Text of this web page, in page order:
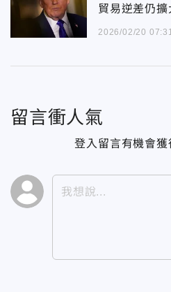
貿易逆差仍擴
2026/02/20 07:31
留言衝人氣
登入留言有機會獲